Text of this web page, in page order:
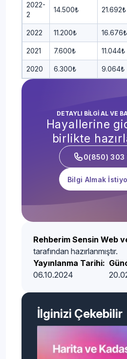
2022-
2
14.500₺ 21.692₺
2022 11.200₺ 16.676₺
2021 7.600₺ 11.044₺
2020 6.300₺ 9.064₺
DETAYLI BİLGİ AL VE
Hayallerine
birlikte
0(850) 303
Bilgi Almak
Rehberim Sensin Web
tarafından hazırlanmıştır.
Yayınlanma Tarihi:
06.10.2024
İlginizi Çekebilir